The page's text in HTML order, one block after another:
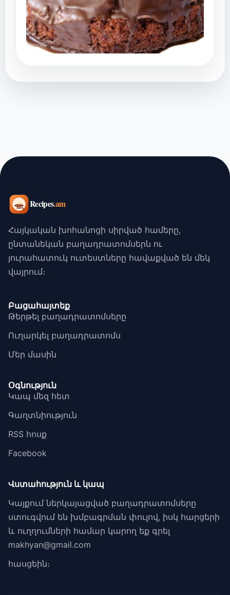
Հայկական խոհանոցի սիրված համերը,
ընտանեկան բաղադրատոմսերն ու
յուրահատուկ ուտեստները հավաքված են մեկ
վայրում։
Բացահայտեք
Թերթել բաղադրատոմսերը
Ուղարկել բաղադրատոմս
Մեր մասին
Օգնություն
Կապ մեզ հետ
Գաղտնիություն
RSS հոսք
Facebook
Վստահություն և կապ
Կայքում ներկայացված բաղադրատոմսերը
ստուգվում են խմբագրման փուլով, իսկ հարցերի
և ուղղումների համար կարող եք գրել
makhyan@gmail.com
հասցեին։